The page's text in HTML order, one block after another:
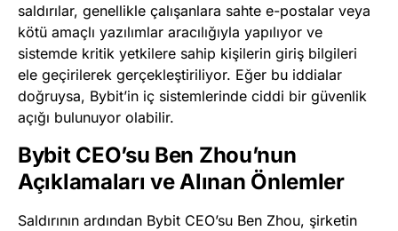
saldırılar, genellikle çalışanlara sahte e-postalar veya
kötü amaçlı yazılımlar aracılığıyla yapılıyor ve
sistemde kritik yetkilere sahip kişilerin giriş bilgileri
ele geçirilerek gerçekleştiriliyor. Eğer bu iddialar
doğruysa, Bybit’in iç sistemlerinde ciddi bir güvenlik
açığı bulunuyor olabilir.
Bybit CEO’su Ben Zhou’nun
Açıklamaları ve Alınan Önlemler
Saldırının ardından Bybit CEO’su Ben Zhou, şirketin